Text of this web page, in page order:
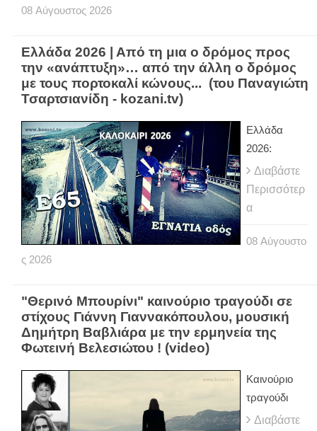
08 Αύγουστος 2026
Ελλάδα 2026 | Από τη μια ο δρόμος προς
την «ανάπτυξη»… από την άλλη ο δρόμος
με τους πορτοκαλί κώνους... (του Παναγιώτη
Τσαρτσιανίδη - kozani.tv)
Ελλάδα
2026:
Διαβάστε
Περισσότερ
α
08 Αύγουστο
ς 2026
"Θερινό Μπουρίνι" καινούριο τραγούδι σε
στίχους Γιάννη Γιαννακόπουλου, μουσική
Δημήτρη Βαβλιάρα με την ερμηνεία της
Φωτεινή Βελεσιώτου ! (video)
Καινούριο
τραγούδι
Διαβάστε